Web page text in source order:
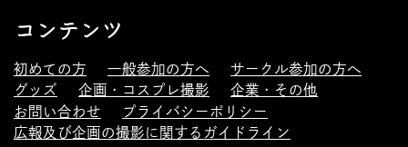
コンテンツ
初めての方 一般参加の方へ
サークル参加の方へ
グッズ
企画・コスプレ撮影
企業・その他
お問い合わせ
プライバシーポリシー
広報及び企画の撮影に関するガイドライン